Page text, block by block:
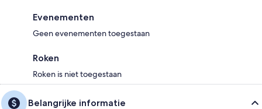
Evenementen
Geen evenementen toegestaan
Roken
Roken is niet toegestaan
Belangrijke informatie